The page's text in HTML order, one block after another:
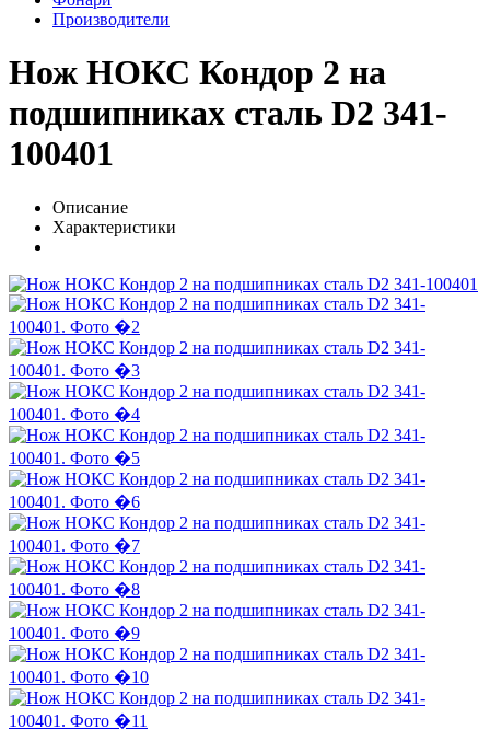
Производители
Нож НОКС Кондор 2 на
подшипниках сталь D2 341-
100401
Описание
Характеристики